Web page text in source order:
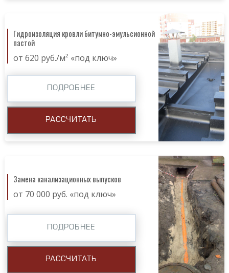
Гидроизоляция кровли битумно-эмульсионной
пастой
от 620 руб./м² «под ключ»
ПОДРОБНЕЕ
РАССЧИТАТЬ
Замена канализационных выпусков
от 70 000 руб. «под ключ»
ПОДРОБНЕЕ
РАССЧИТАТЬ